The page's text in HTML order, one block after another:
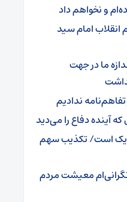
و نخواهم داد
انقلاب امام سید
ما در جهت
ندادیم
آینده دفاع را می‌دید
است/ تکذیب سهم
معیشت مردم